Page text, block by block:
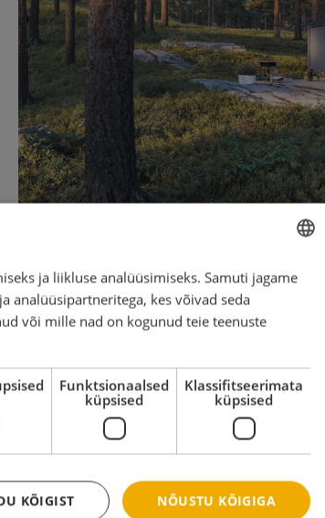
ESTONIAN
GERMAN
SPANISH
ja liikluse analüüsimiseks. Samuti jagame
analüüsipartneritega, kes võivad seda
või mille nad on kogunud teie teenuste
Funktsionaalsed
küpsised
Klassifitseerimata
küpsised
NÕUSTU KÕIGIGA
KÕIGIST